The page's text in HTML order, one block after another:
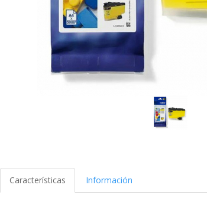
Características Información